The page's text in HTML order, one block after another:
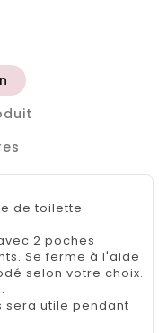
de toilette
2 poches
Se ferme à l'aide
selon votre choix.
sera utile pendant